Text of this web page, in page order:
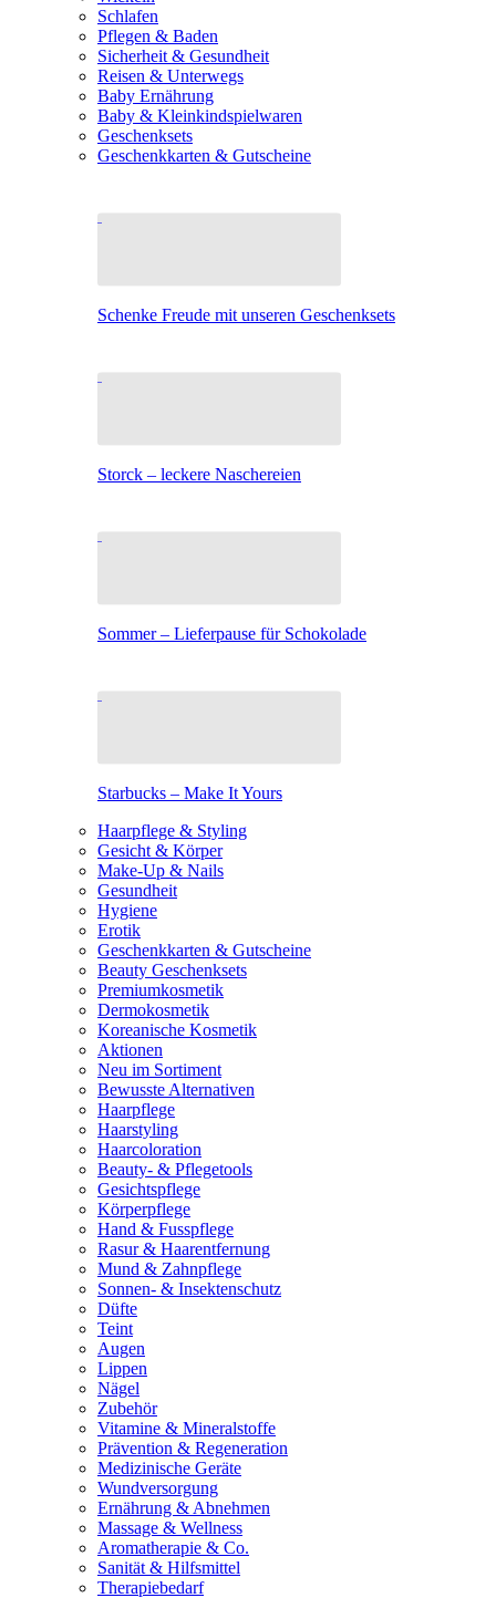
Schlafen
Pflegen & Baden
Sicherheit & Gesundheit
Reisen & Unterwegs
Baby Ernährung
Baby & Kleinkindspielwaren
Geschenksets
Geschenkkarten & Gutscheine
Schenke Freude mit unseren Geschenksets
Storck – leckere Naschereien
Sommer – Lieferpause für Schokolade
Starbucks – Make It Yours
Haarpflege & Styling
Gesicht & Körper
Make-Up & Nails
Gesundheit
Hygiene
Erotik
Geschenkkarten & Gutscheine
Beauty Geschenksets
Premiumkosmetik
Dermokosmetik
Koreanische Kosmetik
Aktionen
Neu im Sortiment
Bewusste Alternativen
Haarpflege
Haarstyling
Haarcoloration
Beauty- & Pflegetools
Gesichtspflege
Körperpflege
Hand & Fusspflege
Rasur & Haarentfernung
Mund & Zahnpflege
Sonnen- & Insektenschutz
Düfte
Teint
Augen
Lippen
Nägel
Zubehör
Vitamine & Mineralstoffe
Prävention & Regeneration
Medizinische Geräte
Wundversorgung
Ernährung & Abnehmen
Massage & Wellness
Aromatherapie & Co.
Sanität & Hilfsmittel
Therapiebedarf